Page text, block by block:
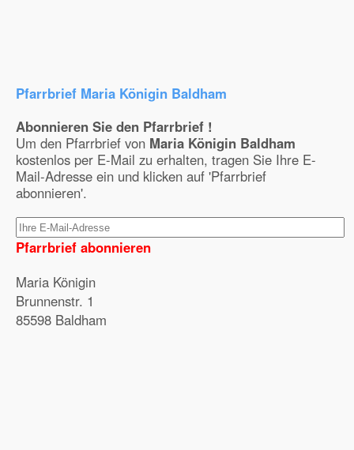
Pfarrbrief Maria Königin Baldham
Abonnieren Sie den Pfarrbrief !
Um den Pfarrbrief von Maria Königin Baldham
kostenlos per E-Mail zu erhalten, tragen Sie Ihre E-
Mail-Adresse ein und klicken auf 'Pfarrbrief
abonnieren'.
Pfarrbrief abonnieren
Maria Königin
Brunnenstr. 1
85598 Baldham